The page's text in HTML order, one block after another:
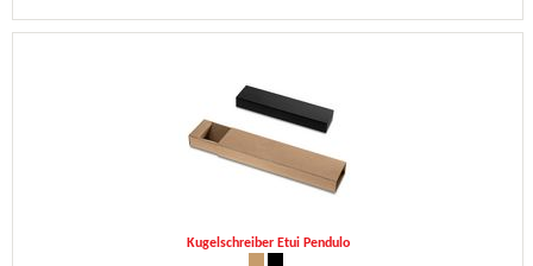
Kugelschreiber Etui Pendulo